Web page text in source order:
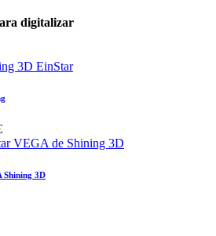
digitalizar
Shining 3D